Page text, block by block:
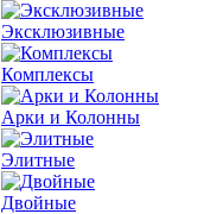
Эксклюзивные
Комплексы
Арки и Колонны
Элитные
Двойные